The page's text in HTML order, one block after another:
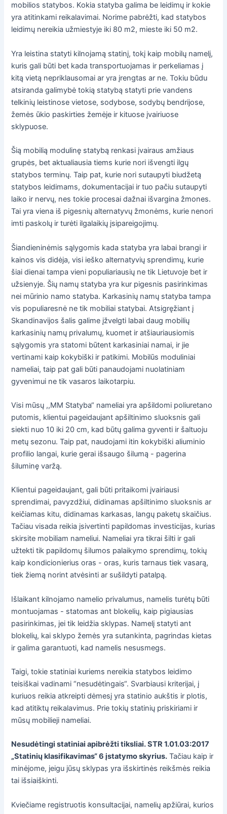
mobilios statybos. Kokia statyba galima be leidimų ir kokie
yra atitinkami reikalavimai. Norime pabrėžti, kad statybos
leidimų nereikia užmiestyje iki 80 m2, mieste iki 50 m2.
Yra leistina statyti kilnojamą statinį, tokį kaip mobilų namelį,
kuris gali būti bet kada transportuojamas ir perkeliamas į
kitą vietą nepriklausomai ar yra įrengtas ar ne. Tokiu būdu
atsiranda galimybė tokią statybą statyti prie vandens
telkinių leistinose vietose, sodybose, sodybų bendrijose,
žemės ūkio paskirties žemėje ir kituose įvairiuose
sklypuose.
Šią mobilią modulinę statybą renkasi įvairaus amžiaus
grupės, bet aktualiausia tiems kurie nori išvengti ilgų
statybos terminų. Taip pat, kurie nori sutaupyti biudžetą
statybos leidimams, dokumentacijai ir tuo pačiu sutaupyti
laiko ir nervų, nes tokie procesai dažnai išvargina žmones.
Tai yra viena iš pigesnių alternatyvų žmonėms, kurie nenori
imti paskolų ir turėti ilgalaikių įsipareigojimų.
Šiandieninėmis sąlygomis kada statyba yra labai brangi ir
kainos vis didėja, visi ieško alternatyvių sprendimų, kurie
šiai dienai tampa vieni populiariausių ne tik Lietuvoje bet ir
užsienyje. Šių namų statyba yra kur pigesnis pasirinkimas
nei mūrinio namo statyba. Karkasinių namų statyba tampa
vis populiaresnė ne tik mobiliai statybai. Atsigręžiant į
Skandinavijos šalis galime įžvelgti labai daug mobilių
karkasinių namų privalumų, kuomet ir atšiauriausiomis
sąlygomis yra statomi būtent karkasiniai namai, ir jie
vertinami kaip kokybiški ir patikimi. Mobilūs moduliniai
nameliai, taip pat gali būti panaudojami nuolatiniam
gyvenimui ne tik vasaros laikotarpiu.
Visi mūsų ,,MM Statyba“ nameliai yra apšildomi poliuretano
putomis, klientui pageidaujant apšiltinimo sluoksnis gali
siekti nuo 10 iki 20 cm, kad būtų galima gyventi ir šaltuoju
metų sezonu. Taip pat, naudojami itin kokybiški aliuminio
profilio langai, kurie gerai išsaugo šilumą - pagerina
šiluminę varžą.
Klientui pageidaujant, gali būti pritaikomi įvairiausi
sprendimai, pavyzdžiui, didinamas apšiltinimo sluoksnis ar
keičiamas kitu, didinamas karkasas, langų paketų skaičius.
Tačiau visada reikia įsivertinti papildomas investicijas, kurias
skirsite mobiliam nameliui. Nameliai yra tikrai šilti ir gali
užtekti tik papildomų šilumos palaikymo sprendimų, tokių
kaip kondicionierius oras - oras, kuris tarnaus tiek vasarą,
tiek žiemą norint atvėsinti ar sušildyti patalpą.
Išlaikant kilnojamo namelio privalumus, namelis turėtų būti
montuojamas - statomas ant blokelių, kaip pigiausias
pasirinkimas, jei tik leidžia sklypas. Namelį statyti ant
blokelių, kai sklypo žemės yra sutankinta, pagrindas kietas
ir galima garantuoti, kad namelis nesusmegs.
Taigi, tokie statiniai kuriems nereikia statybos leidimo
teisiškai vadinami “nesudėtingais“. Svarbiausi kriterijai, į
kuriuos reikia atkreipti dėmesį yra statinio aukštis ir plotis,
kad atitiktų reikalavimus. Prie tokių statinių priskiriami ir
mūsų mobilieji nameliai.
Nesudėtingi statiniai apibrėžti tiksliai. STR 1.01.03:2017
„Statinių klasifikavimas“ 6 įstatymo skyrius. Tačiau kaip ir
minėjome, jeigu jūsų sklypas yra išskirtinės reikšmės reikia
tai išsiaiškinti.
Kviečiame registruotis konsultacijai, namelių apžiūrai, kurios